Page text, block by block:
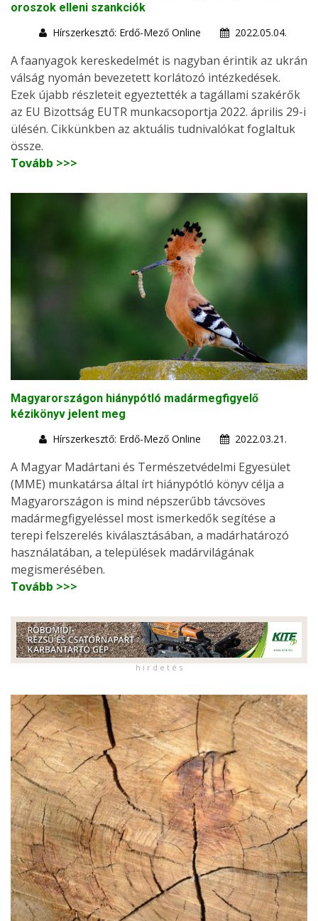
oroszok elleni szankciók
Hírszerkesztő: Erdő-Mező Online
2022.05.04.
A faanyagok kereskedelmét is nagyban érintik az ukrán
válság nyomán bevezetett korlátozó intézkedések.
Ezek újabb részleteit egyeztették a tagállami szakérők
az EU Bizottság EUTR munkacsoportja 2022. április 29-i
ülésén. Cikkünkben az aktuális tudnivalókat foglaltuk
össze.
Tovább >>>
Magyarországon hiánypótló madármegfigyelő
kézikönyv jelent meg
Hírszerkesztő: Erdő-Mező Online
2022.03.21.
A Magyar Madártani és Természetvédelmi Egyesület
(MME) munkatársa által írt hiánypótló könyv célja a
Magyarországon is mind népszerűbb távcsöves
madármegfigyeléssel most ismerkedők segítése a
terepi felszerelés kiválasztásában, a madárhatározó
használatában, a települések madárvilágának
megismerésében.
Tovább >>>
h i r d e t é s